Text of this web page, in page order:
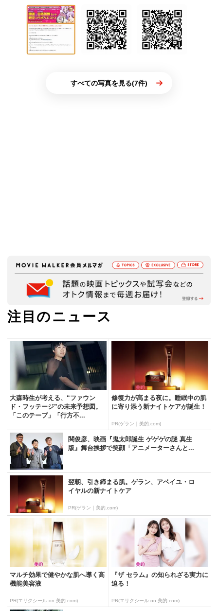
すべての写真を見る(7件)
注目のニュース
大森時生が考える、“ファウン
ド・フッテージ”の未来予想図。
「このテープ」「行方不...
修復力が高まる夜に。睡眠中の肌
に寄り添う新ナイトケアが誕生！
PR(ゲラン｜美的.com)
関俊彦、映画『鬼太郎誕生 ゲゲゲの謎 真生
版』舞台挨拶で笑顔「アニメーターさんと...
翌朝、引き締まる肌。ゲラン、アベイユ・ロ
イヤルの新ナイトケア
PR(ゲラン｜美的.com)
マルチ効果で健やかな肌へ導く高
機能美容液
PR(エリクシール on 美的.com)
『ザ セラム』の知られざる実力に
迫る！
PR(エリクシール on 美的.com)